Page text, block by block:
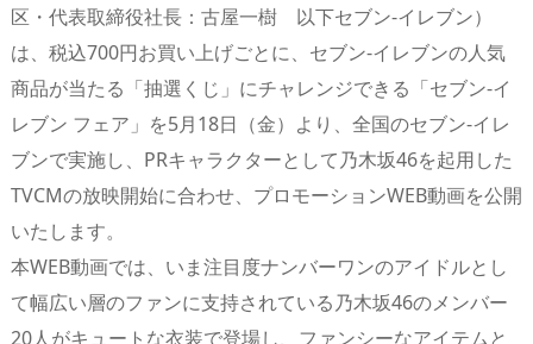
区・代表取締役社長：古屋一樹 以下セブン‐イレブン）
は、税込700円お買い上げごとに、セブン‐イレブンの人気
商品が当たる「抽選くじ」にチャレンジできる「セブン‐イ
レブン フェア」を5月18日（金）より、全国のセブン‐イレ
ブンで実施し、PRキャラクターとして乃木坂46を起用した
TVCMの放映開始に合わせ、プロモーションWEB動画を公開
いたします。
本WEB動画では、いま注目度ナンバーワンのアイドルとし
て幅広い層のファンに支持されている乃木坂46のメンバー
20人がキュートな衣装で登場し、ファンシーなアイテムと